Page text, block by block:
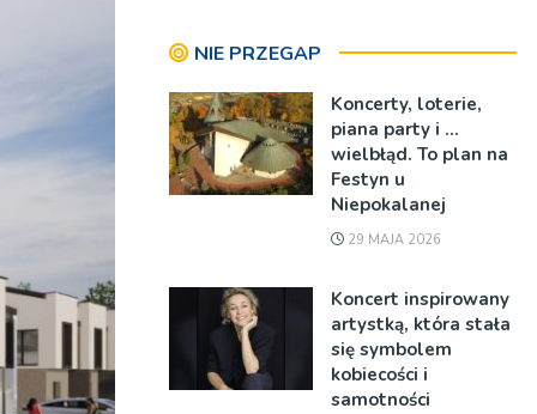
NIE PRZEGAP
Koncerty, loterie,
piana party i …
wielbłąd. To plan na
Festyn u
Niepokalanej
29 MAJA 2026
Koncert inspirowany
artystką, która stała
się symbolem
kobiecości i
samotności